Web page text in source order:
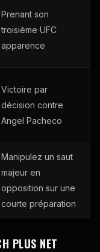
Prenant son
troisième UFC
apparence
Victoire par
décision contre
Angel Pacheco
Manipulez un saut
majeur en
opposition sur une
courte préparation
PLUS NET